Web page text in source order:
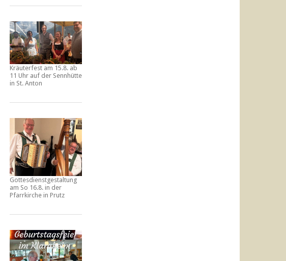
Kräuterfest am 15.8. ab
11 Uhrauf der Sennhütte
in St. Anton
Gottesdienstgestaltung
am So 16.8. in der
Pfarrkirche in Prutz